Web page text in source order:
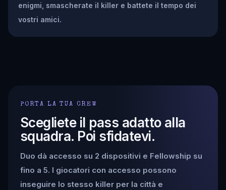
enigmi, smascherate il killer e battete il tempo dei
vostri amici.
PORTA LA TUA CREW
Scegliete il pass adatto alla
squadra. Poi sfidatevi.
Duo dà accesso su 2 dispositivi e Fellowship su
fino a 5. I giocatori con accesso possono
inseguire lo stesso killer per la città e